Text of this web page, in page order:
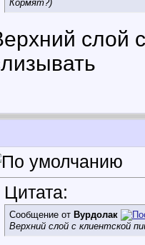
Кормят?)
слой
Цитата:
Сообщение от Вурдолак
Верхний слой с клиентской